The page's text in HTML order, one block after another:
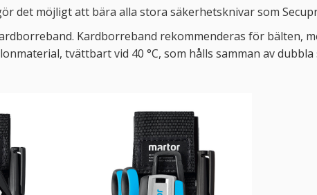
det möjligt att bära alla stora säkerhetsknivar som
Kardborreband rekommenderas för bälten,
tvättbart vid 40 °C, som hålls samman av